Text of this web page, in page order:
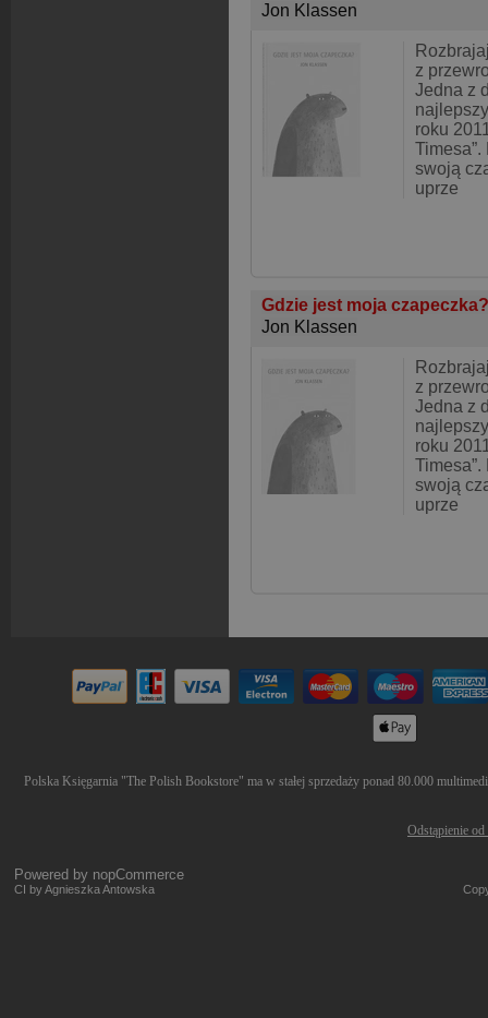
Jon Klassen
z
Jedna z
roku
swoją
uprze
Gdzie jest moja
Jon Klassen
z
Jedna z
roku
swoją
uprze
Polska Księgarnia "The Polish Bookstore" ma w stałej sprzedaży ponad 80.000
Odstąpienie
Powered by nopCommerce
CI by Agnieszka Antowska